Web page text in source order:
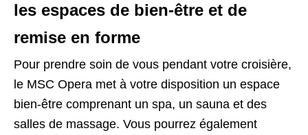
les espaces de bien-être et de
remise en forme
Pour prendre soin de vous pendant votre croisière,
le MSC Opera met à votre disposition un espace
bien-être comprenant un spa, un sauna et des
salles de massage. Vous pourrez également